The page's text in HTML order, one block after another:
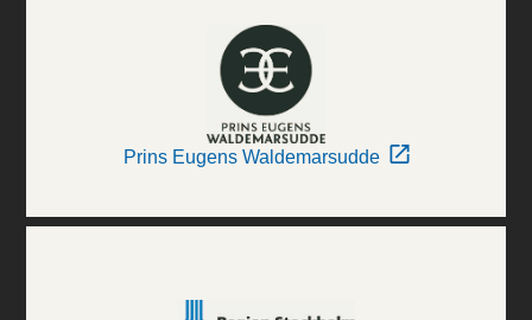
Prins Eugens Waldemarsudde